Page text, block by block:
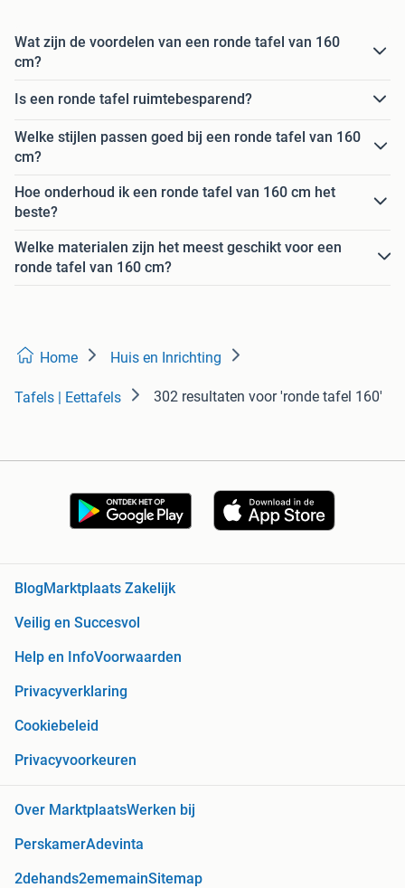
Wat zijn de voordelen van een ronde tafel van 160
cm?
Is een ronde tafel ruimtebesparend?
Welke stijlen passen goed bij een ronde tafel van 160
cm?
Hoe onderhoud ik een ronde tafel van 160 cm het
beste?
Welke materialen zijn het meest geschikt voor een
ronde tafel van 160 cm?
Home Huis en Inrichting
Tafels | Eettafels 302 resultaten voor 'ronde tafel 160'
BlogMarktplaats Zakelijk
Veilig en Succesvol
Help en InfoVoorwaarden
Privacyverklaring
Cookiebeleid
Privacyvoorkeuren
Over MarktplaatsWerken bij
PerskamerAdevinta
2dehands2ememainSitemap